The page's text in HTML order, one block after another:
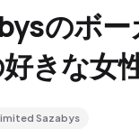
のボ
きな女
Sazabys